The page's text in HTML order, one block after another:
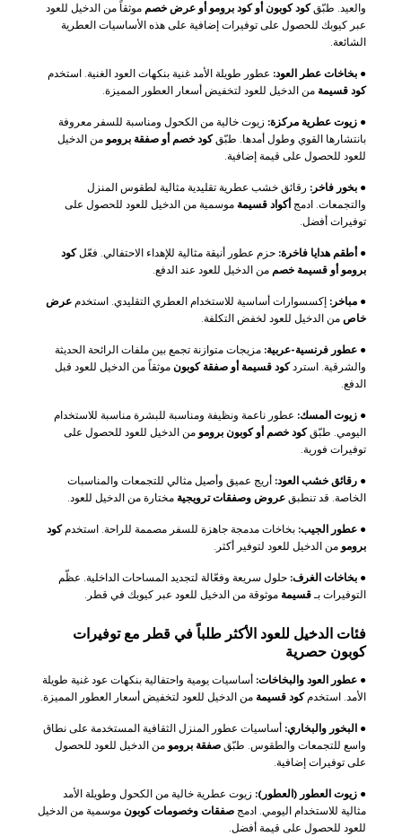
والعيد. طبّقكود كوبون أو كود برومو أو عرض خصم موثقاً من الدخيل للعود
عبر كيوبك للحصول على توفيرات إضافية على هذه الأساسيات العطرية
الشائعة.
● بخاخات عطر العود: عطور طويلة الأمد غنية بنكهات العود الغنية. استخدم
كود قسيمة من الدخيل للعود لتخفيض أسعار العطور المميزة.
● زيوت عطرية مركزة: زيوت خالية من الكحول ومناسبة للسفر معروفة
بانتشارها القوي وطول أمدها. طبّقكود خصم أو صفقة برومو من الدخيل
للعود للحصول على قيمة إضافية.
● بخور فاخر: رقائق خشب عطرية تقليدية مثالية لطقوس المنزل
والتجمعات. ادمج أكواد قسيمة موسمية من الدخيل للعود للحصول على
توفيرات أفضل.
● أطقم هدايا فاخرة: حزم عطور أنيقة مثالية للإهداء الاحتفالي. فعّلكود
برومو أو قسيمة خصم من الدخيل للعود عند الدفع.
● مباخر: إكسسوارات أساسية للاستخدام العطري التقليدي. استخدم عرض
خاص من الدخيل للعود لخفض التكلفة.
● عطور فرنسية-عربية: مزيجات متوازنة تجمع بين ملفات الرائحة الحديثة
والشرقية. استردكود قسيمة أو صفقة كوبون موثقاً من الدخيل للعود قبل
الدفع.
● زيوت المسك: عطور ناعمة ونظيفة ومناسبة للبشرة مناسبة للاستخدام
اليومي. طبّقكود خصم أو كوبون برومو من الدخيل للعود للحصول على
توفيرات فورية.
● رقائق خشب العود:
أريج عميق وأصيل مثالي للتجمعات والمناسبات
الخاصة. قد تنطبق عروض وصفقات ترويجية مختارة من الدخيل للعود.
● عطور الجيب: بخاخات مدمجة جاهزة للسفر مصممة للراحة. استخدمكود
برومو من الدخيل للعود لتوفير أكثر.
● بخاخات الغرف: حلول سريعة وفعّالة لتجديد المساحات الداخلية. عظّم
التوفيرات بـ قسيمة موثوقة من الدخيل للعود عبر كيوبك في قطر.
فئات الدخيل للعود الأكثر طلباً في قطر مع توفيرات
كوبون حصرية
● عطور العود والبخاخات:
أساسيات يومية واحتفالية بنكهات عود غنية طويلة
الأمد. استخدمكود قسيمة من الدخيل للعود لتخفيض أسعار العطور المميزة.
● البخور والبخاري:
أساسيات عطور المنزل الثقافية المستخدمة على نطاق
واسع للتجمعات والطقوس. طبّق صفقة برومو من الدخيل للعود للحصول
على توفيرات إضافية.
● زيوت العطور (العطور): زيوت عطرية خالية من الكحول وطويلة الأمد
مثالية للاستخدام اليومي. ادمج صفقات وخصومات كوبون موسمية من الدخيل
للعود للحصول على قيمة أفضل.